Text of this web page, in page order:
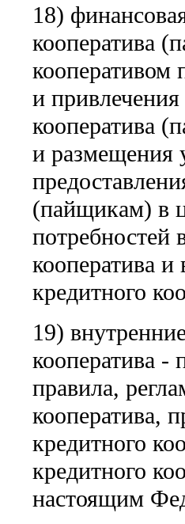
18)
кооператива
кооперативом
и
кооператива
и размещения
(пайщикам) в
потребностей
кооператива
кредитного
19)
кооператива
правила,
кооператива,
кредитного
кредитного
настоящим